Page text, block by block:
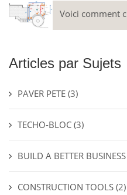
Voici comment
Articles par Sujets
PAVER PETE (3)
TECHO-BLOC (3)
BUILD A BETTER BUSINESS
CONSTRUCTION TOOLS (2)